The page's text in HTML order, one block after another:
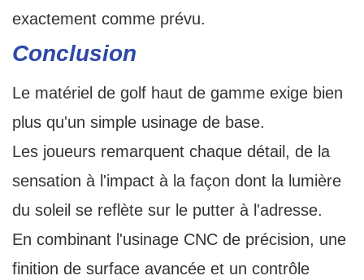
exactement comme prévu.
Conclusion
Le matériel de golf haut de gamme exige bien
plus qu'un simple usinage de base.
Les joueurs remarquent chaque détail, de la
sensation à l'impact à la façon dont la lumière
du soleil se reflète sur le putter à l'adresse.
En combinant l'usinage CNC de précision, une
finition de surface avancée et un contrôle